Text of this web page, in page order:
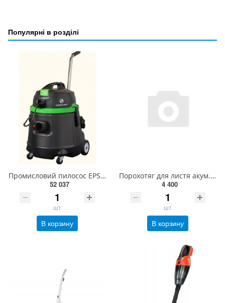
Популярні в розділі
Промисловий пилосос EPS 50
52 037
шт
В корзину
Порохотяг для листя акум. YATO: 12500 об/хв, продуктивність- 8 м³/хв, збірник- 45 л(БЕЗ АКУМУЛЯТОРА)
4 400
шт
В корзину